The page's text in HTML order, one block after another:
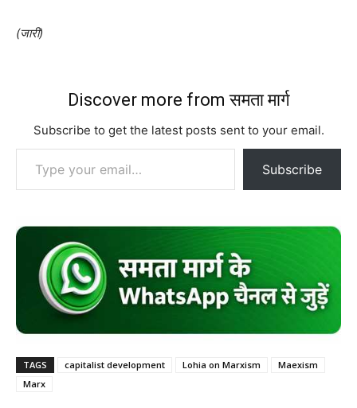
(जारी)
Discover more from समता मार्ग
Subscribe to get the latest posts sent to your email.
Type your email…
Subscribe
TAGS capitalist development Lohia on Marxism
Maexism
Marx